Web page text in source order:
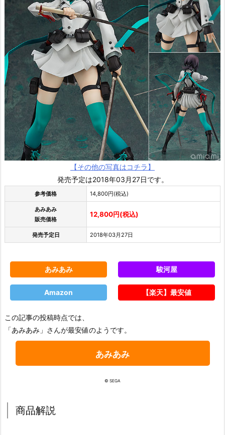
【その他の写真はコチラ】
発売予定は2018年03月27日です。
参考価格 14,800円(税込)
あみあみ
販売価格
12,800円(税込)
発売予定日 2018年03月27日
あみあみ 駿河屋
Amazon 【楽天】最安値
この記事の投稿時点では、
「あみあみ」さんが最安値のようです。
あみあみ
© SEGA
商品解説